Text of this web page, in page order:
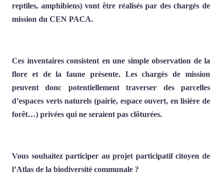
reptiles, amphibiens) vont être réalisés par des chargés de
mission du CEN PACA.
Ces inventaires consistent en une simple observation de la
flore et de la faune présente. Les chargés de mission
peuvent donc potentiellement traverser des parcelles
d’espaces verts naturels (pairie, espace ouvert, en lisière de
forêt…) privées qui ne seraient pas clôturées.
Vous souhaitez participer au projet participatif citoyen de
l’Atlas de la biodiversité communale ?